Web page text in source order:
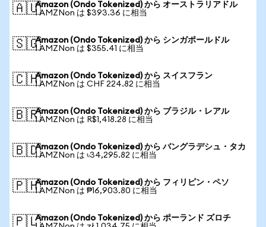
🇦🇺Amazon (Ondo Tokenized) から オーストラリアドル
1 AMZNon は $393.36 に相当
🇸🇬Amazon (Ondo Tokenized) から シンガポールドル
1 AMZNon は $355.41 に相当
🇨🇭Amazon (Ondo Tokenized) から スイスフラン
1 AMZNon は CHF 224.82 に相当
🇧🇷Amazon (Ondo Tokenized) から ブラジル・レアル
1 AMZNon は R$1,418.28 に相当
🇧🇩Amazon (Ondo Tokenized) から バングラデシュ・タカ
1 AMZNon は ৳34,295.82 に相当
🇵🇭Amazon (Ondo Tokenized) から フィリピン・ペソ
1 AMZNon は ₱16,903.80 に相当
🇵🇱Amazon (Ondo Tokenized) から ポーランド ズロチ